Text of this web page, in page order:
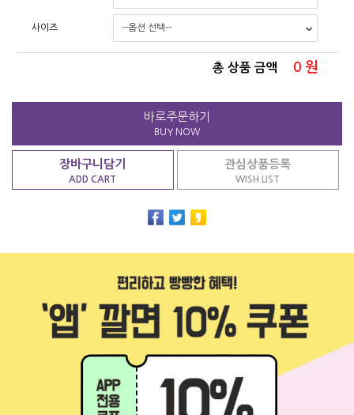
사이즈
총 상품 금액 0 원
바로주문하기
BUY NOW
장바구니담기
ADD CART
관심상품등록
WISH LIST